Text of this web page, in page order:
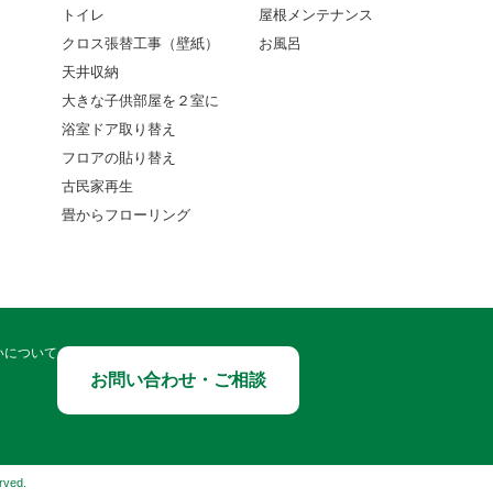
トイレ
クロス張替工事（壁紙）
天井収納
大きな子供部屋を２室に
浴室ドア取り替え
フロアの貼り替え
古民家再生
畳からフローリング
屋根メンテナンス
お風呂
について
お問い合わせ・ご相談